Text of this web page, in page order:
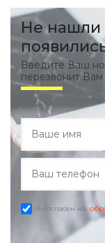
Не нашли
Введите Ваш
перезвонит Вам
Я согласен на